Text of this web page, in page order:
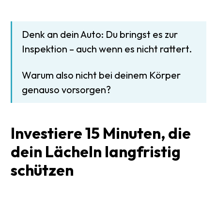
Denk an dein Auto: Du bringst es zur
Inspektion – auch wenn es nicht rattert.
Warum also nicht bei deinem Körper
genauso vorsorgen?
Investiere15 Minuten, die
dein Lächeln langfristig
schützen